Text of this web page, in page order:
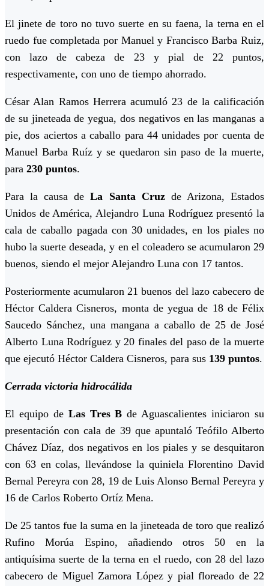
El jinete de toro no tuvo suerte en su faena, la terna en el
ruedo fue completada por Manuel y Francisco Barba Ruiz,
con lazo de cabeza de 23 y pial de 22 puntos,
respectivamente, con uno de tiempo ahorrado.
César Alan Ramos Herrera acumuló 23 de la calificación
de su jineteada de yegua, dos negativos en las manganas a
pie, dos aciertos a caballo para 44 unidades por cuenta de
Manuel Barba Ruíz y se quedaron sin paso de la muerte,
para 230 puntos.
Para la causa deLa Santa Cruzde Arizona, Estados
Unidos de América, Alejandro Luna Rodríguez presentó la
cala de caballo pagada con 30 unidades, en los piales no
hubo la suerte deseada, y en el coleadero se acumularon 29
buenos, siendo el mejor Alejandro Luna con 17 tantos.
Posteriormente acumularon 21 buenos del lazo cabecero de
Héctor Caldera Cisneros, monta de yegua de 18 de Félix
Saucedo Sánchez, una mangana a caballo de 25 de José
Alberto Luna Rodríguez y 20 finales del paso de la muerte
que ejecutó Héctor Caldera Cisneros, para sus 139 puntos.
Cerrada victoria hidrocálida
El equipo de Las Tres Bde Aguascalientes iniciaron su
presentación con cala de 39 que apuntaló Teófilo Alberto
Chávez Díaz, dos negativos en los piales y se desquitaron
con 63 en colas, llevándose la quiniela Florentino David
Bernal Pereyra con 28, 19 de Luis Alonso Bernal Pereyra y
16 de Carlos Roberto Ortíz Mena.
De 25 tantos fue la suma en la jineteada de toro que realizó
Rufino Morúa Espino, añadiendo otros 50 en la
antiquísima suerte de la terna en el ruedo, con 28 del lazo
cabecero de Miguel Zamora López y pial floreado de 22